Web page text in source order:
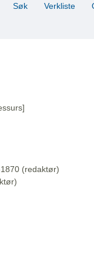
Søk Verkliste
(redaktør)